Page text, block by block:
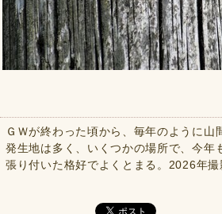
ＧＷが終わった頃から、毎年のように
発生地は多く、いくつかの場所で、今
張り付いた格好でよくとまる。2026年撮